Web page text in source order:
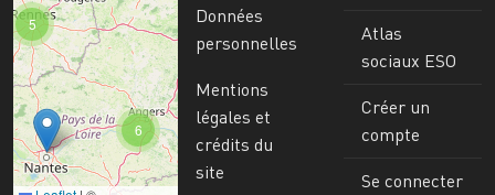
6
5
Données
personnelles
Mentions
légales et
crédits du
site
Atlas
sociaux ESO
Créer un
compte
Se connecter